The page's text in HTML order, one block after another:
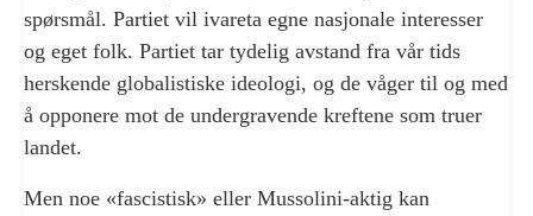
spørsmål. Partiet vil ivareta egne nasjonale interesser
og eget folk. Partiet tar tydelig avstand fra vår tids
herskende globalistiske ideologi, og de våger til og med
å opponere mot de undergravende kreftene som truer
landet.
Men noe «fascistisk» eller Mussolini-aktig kan